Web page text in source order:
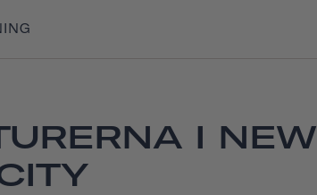
I NEW